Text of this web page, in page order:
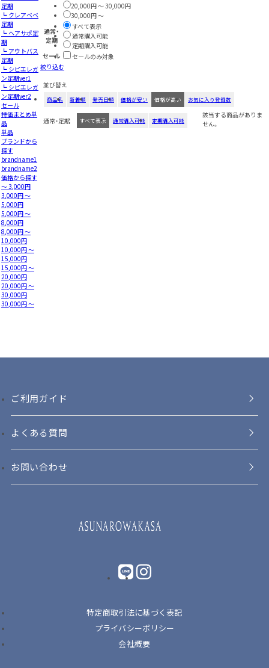
定期
┗ クレアべべ
定期
┗ ヘアサポ定
期
┗ アウトバス
定期
┗ シピエレガ
ン定期ver1
┗ シピエレガ
ン定期ver2
セール
特価まとめ単
品
単品
ブランドから
探す
brandname1
brandname2
価格から探す
～ 3,000円
3,000円 ～
5,000円
5,000円 ～
8,000円
8,000円 ～
10,000円
10,000円 ～
15,000円
15,000円 ～
20,000円
20,000円 ～
30,000円
30,000円 ～
20,000円 ～ 30,000円
30,000円 ～
通常・
定期
すべて表示
通常購入可能
定期購入可能
セール
セールのみ対象
絞り込む
並び替え
商品名 新着順 発売日順 価格が安い 価格が高い お気に入り登録数
通常・定期 すべて表示 通常購入可能 定期購入可能
該当する商品がありま
せん。
ご利用ガイド
よくある質問
お問い合わせ
LINE instagram
特定商取引法に基づく表記
プライバシーポリシー
会社概要